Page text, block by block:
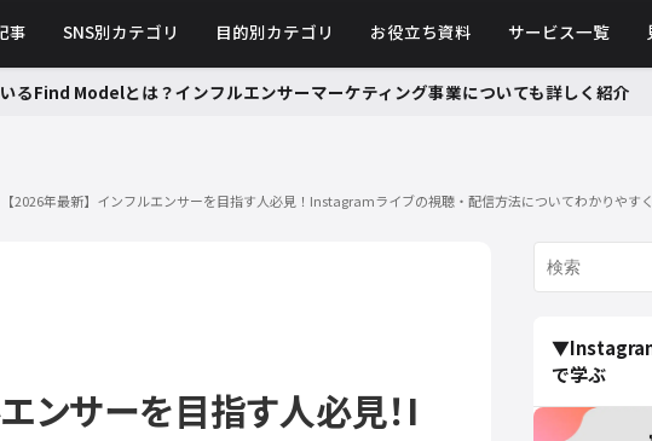
事 SNS別カテゴリ 目的別カテゴリ お役立ち資料 サービス一覧
るFind Modelとは？インフルエンサーマーケティング事業についても詳しく紹介
【2026年最新】インフルエンサーを目指す人必見！Instagramライブの視聴・配信方法についてわかりやす
ンサーを目指す人必見！I
で学ぶ